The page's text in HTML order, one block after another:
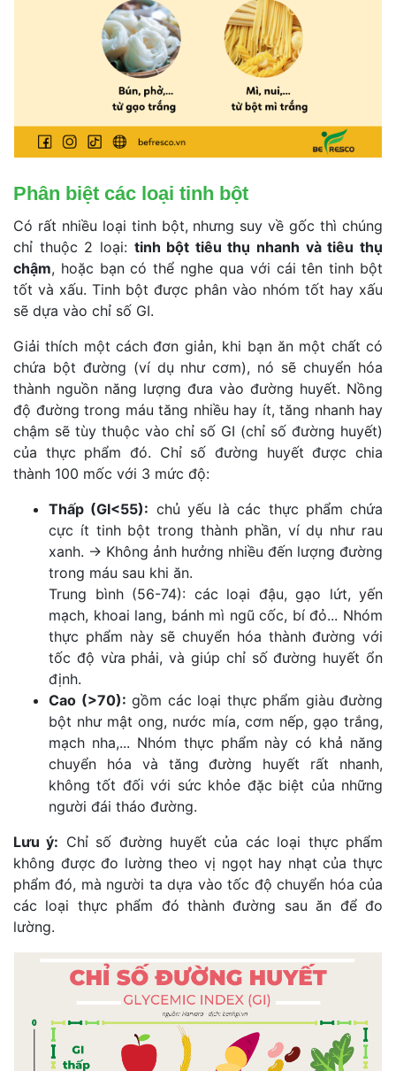
Phân biệt các loại tinh bột
Có rất nhiều loại tinh bột, nhưng suy về gốc thì chúng
chỉ thuộc 2 loại: tinh bột tiêu thụ nhanh và tiêu thụ
chậm, hoặc bạn có thể nghe qua với cái tên tinh bột
tốt và xấu. Tinh bột được phân vào nhóm tốt hay xấu
ẽ dựa vào chỉ số GI.
Giải thích một cách đơn giản, khi bạn ăn một chất có
chứa bột đường (ví dụ như cơm), nó sẽ chuyển hóa
thành nguồn năng lượng đưa vào đường huyết. Nồng
độ đường trong máu tăng nhiều hay ít, tăng nhanh hay
chậm sẽ tùy thuộc vào chỉ số GI (chỉ số đường huyết)
của thực phẩm đó. Chỉ số đường huyết được chia
thành 100 mốc với 3 mức độ:
Thấp (GI<55): chủ yếu là các thực phẩm chứa
cực ít tinh bột trong thành phần, ví dụ như rau
xanh. → Không ảnh hưởng nhiều đến lượng đường
trong máu sau khi ăn.
Trung bình (56-74): các loại đậu, gạo lứt, yến
mạch, khoai lang, bánh mì ngũ cốc, bí đỏ... Nhóm
thực phẩm này sẽ chuyển hóa thành đường với
tốc độ vừa phải, và giúp chỉ số đường huyết ổn
định.
Cao (>70): gồm các loại thực phẩm giàu đường
bột như mật ong, nước mía, cơm nếp, gạo trắng,
mạch nha,... Nhóm thực phẩm này có khả năng
chuyển hóa và tăng đường huyết rất nhanh,
không tốt đối với sức khỏe đặc biệt của những
người đái tháo đường.
Lưu ý: Chỉ số đường huyết của các loại thực phẩm
không được đo lường theo vị ngọt hay nhạt của thực
phẩm đó, mà người ta dựa vào tốc độ chuyển hóa của
các loại thực phẩm đó thành đường sau ăn để đo
lường.